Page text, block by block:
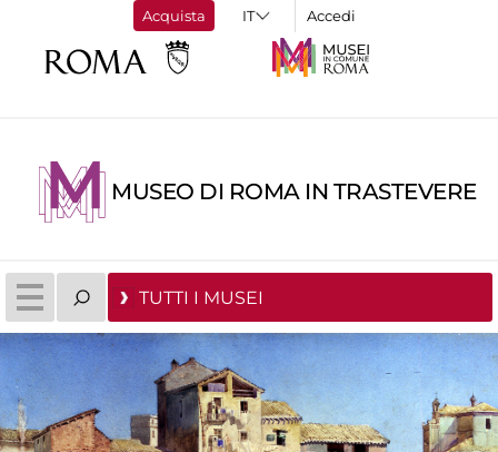
Acquista Accedi
MUSEO DI ROMA IN TRASTEVERE
TUTTI I MUSEI